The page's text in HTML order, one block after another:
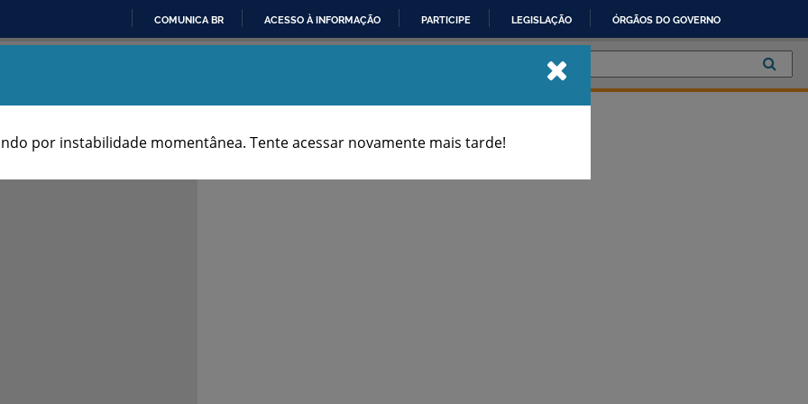
IR
CONTEÚDO
COMUNICA BR ACESSO À INFORMAÇÃO PARTICIPE LEGISLAÇÃO ÓRGÃOS DO GOVERNO
por instabilidade momentânea. Tente acessar novamente mais tarde!